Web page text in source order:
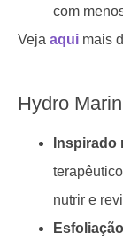
com
Veja aqui mais
Hydro
Inspirado
nutrir e